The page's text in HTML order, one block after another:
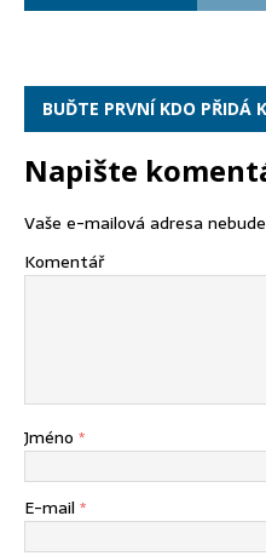
BUĎTE PRVNÍ KDO PŘIDÁ
Napište
Vaše e-mailová adresa
Komentář
Jméno *
E-mail *